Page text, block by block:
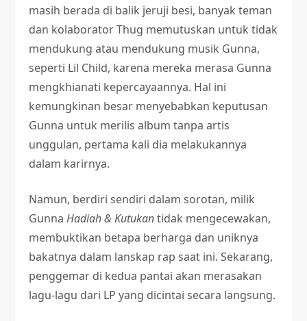
masih berada di balik jeruji besi, banyak teman
dan kolaborator Thug memutuskan untuk tidak
mendukung atau mendukung musik Gunna,
seperti Lil Child, karena mereka merasa Gunna
mengkhianati kepercayaannya. Hal ini
kemungkinan besar menyebabkan keputusan
Gunna untuk merilis album tanpa artis
unggulan, pertama kali dia melakukannya
dalam karirnya.
Namun, berdiri sendiri dalam sorotan, milik
GunnaHadiah & Kutukantidak mengecewakan,
membuktikan betapa berharga dan uniknya
bakatnya dalam lanskap rap saat ini. Sekarang,
penggemar di kedua pantai akan merasakan
lagu-lagu dari LP yang dicintai secara langsung.